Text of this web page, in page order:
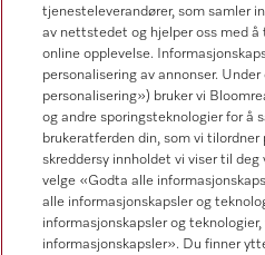
Forhandlersøk
Følg Miele Professional
tjenesteleverandører, som samler
av nettstedet og hjelper oss med å
online opplevelse.
personalisering av annonser.
personalisering») bruker vi
og andre sporingsteknologier for å
brukeratferden din, som vi tilordner
skreddersy innholdet vi viser til deg
velge «Godta alle
alle informasjonskapsler og
informasjonskapsler og
informasjonskapsler». Du finner